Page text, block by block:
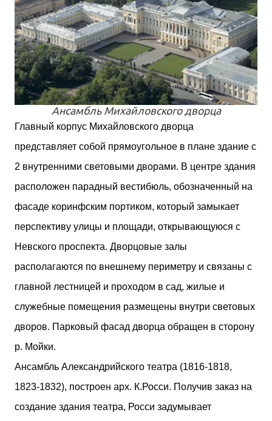
Ансамбль Михайловского дворца
Главный корпус Михайловского дворца
представляет собой прямоугольное в плане здание с
2 внутренними световыми дворами. В центре здания
расположен парадный вестибюль, обозначенный на
фасаде коринфским портиком, который замыкает
перспективу улицы и площади, открывающуюся с
Невского проспекта. Дворцовые залы
располагаются по внешнему периметру и связаны с
главной лестницей и проходом в сад, жилые и
служебные помещения размещены внутри световых
дворов. Парковый фасад дворца обращен в сторону
р. Мойки.
Ансамбль Александрийского театра (1816-1818,
1823-1832), построен арх. К.Росси. Получив заказ на
создание здания театра, Росси задумывает